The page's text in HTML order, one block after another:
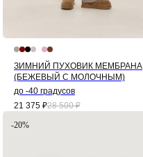
ЗИМНИЙ ПУХОВИК МЕМБРАНА
(БЕЖЕВЫЙ С МОЛОЧНЫМ)
до -40 градусов
21 375 ₽28 500 ₽
-20%